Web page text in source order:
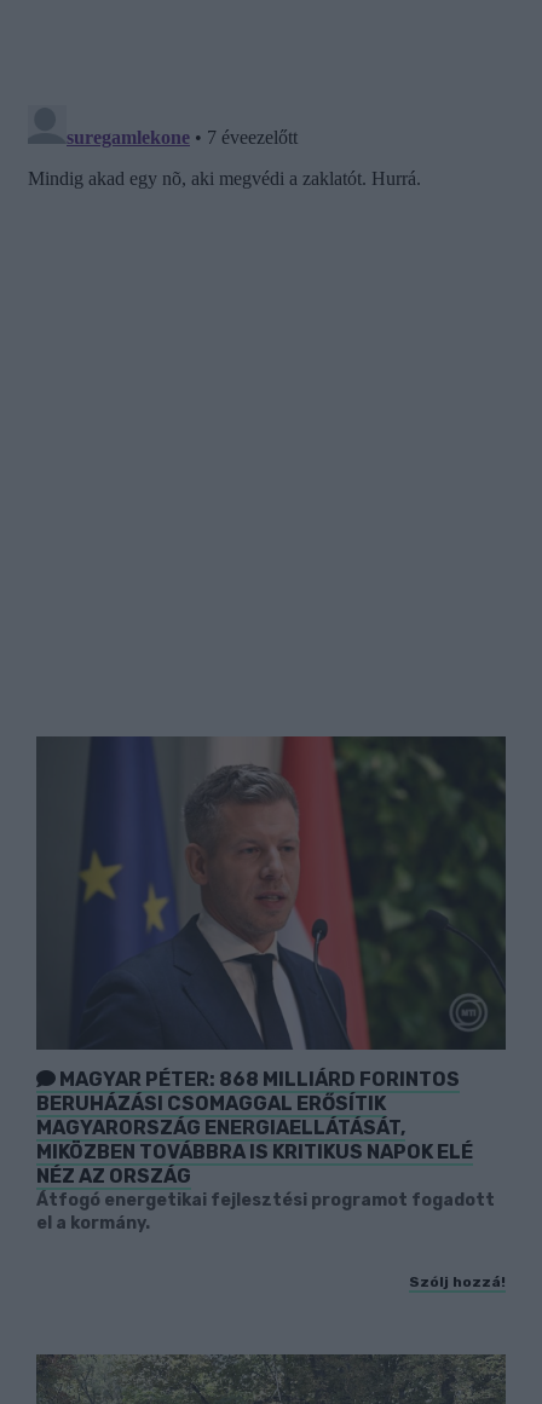
MAGYAR PÉTER: 868 MILLIÁRD FORINTOS
BERUHÁZÁSI CSOMAGGAL ERŐSÍTIK
MAGYARORSZÁG ENERGIAELLÁTÁSÁT,
MIKÖZBEN TOVÁBBRA IS KRITIKUS NAPOK ELÉ
NÉZ AZ ORSZÁG
Átfogó energetikai fejlesztési programot fogadott
el a kormány.
Szólj hozzá!